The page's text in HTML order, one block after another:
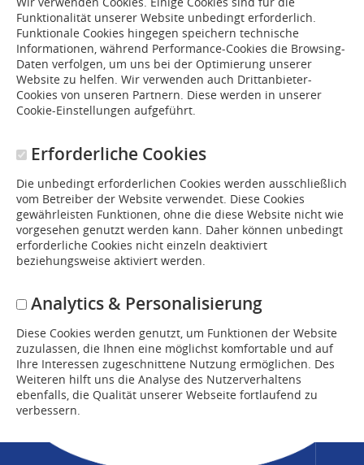
Funktionalität unserer Website unbedingt erforderlich.
Funktionale Cookies hingegen speichern technische
Informationen, während Performance-Cookies die Browsing-
Daten verfolgen, um uns bei der Optimierung unserer
Website zu helfen. Wir verwenden auch Drittanbieter-
Cookies von unseren Partnern. Diese werden in unserer
Cookie-Einstellungen aufgeführt.
Erforderliche Cookies
Die unbedingt erforderlichen Cookies werden ausschließlich
vom Betreiber der Website verwendet. Diese Cookies
gewährleisten Funktionen, ohne die diese Website nicht wie
vorgesehen genutzt werden kann. Daher können unbedingt
erforderliche Cookies nicht einzeln deaktiviert
beziehungsweise aktiviert werden.
Analytics & Personalisierung
Diese Cookies werden genutzt, um Funktionen der Website
zuzulassen, die Ihnen eine möglichst komfortable und auf
Ihre Interessen zugeschnittene Nutzung ermöglichen. Des
Weiteren hilft uns die Analyse des Nutzerverhaltens
ebenfalls, die Qualität unserer Webseite fortlaufend zu
verbessern.